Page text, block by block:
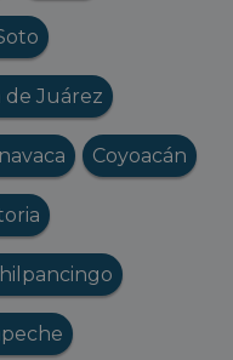
de Juárez
Coyoacán